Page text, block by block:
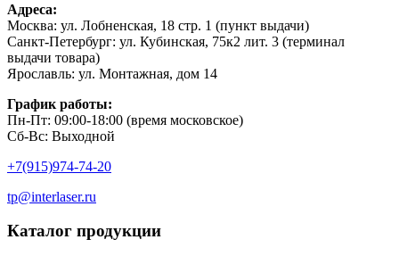
Адреса:
Москва: ул. Лобненская, 18 стр. 1 (пункт выдачи)
Санкт-Петербург: ул. Кубинская, 75к2 лит. 3 (терминал
выдачи товара)
Ярославль: ул. Монтажная, дом 14
График работы:
Пн-Пт: 09:00-18:00 (время московское)
Сб-Вс: Выходной
+7(915)974-74-20
tp@interlaser.ru
Каталог продукции